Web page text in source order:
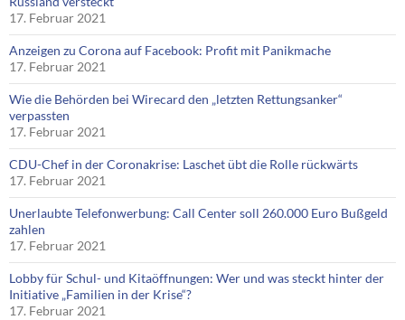
17. Februar 2021
Anzeigen zu Corona auf Facebook: Profit mit Panikmache
17. Februar 2021
Wie die Behörden bei Wirecard den „letzten Rettungsanker“
verpassten
17. Februar 2021
CDU-Chef in der Coronakrise: Laschet übt die Rolle rückwärts
17. Februar 2021
Unerlaubte Telefonwerbung: Call Center soll 260.000 Euro Bußgeld
zahlen
17. Februar 2021
Lobby für Schul- und Kitaöffnungen: Wer und was steckt hinter der
Initiative „Familien in der Krise“?
17. Februar 2021